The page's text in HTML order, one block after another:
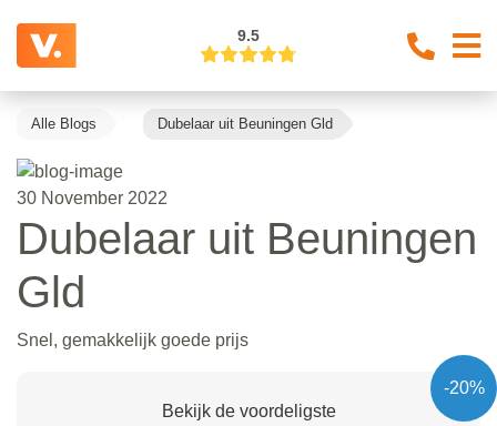
9.5
Alle Blogs Dubelaar uit Beuningen Gld
30 November 2022
Dubelaar uit Beuningen
Gld
Snel, gemakkelijk goede prijs
-20%
Bekijk de voordeligste